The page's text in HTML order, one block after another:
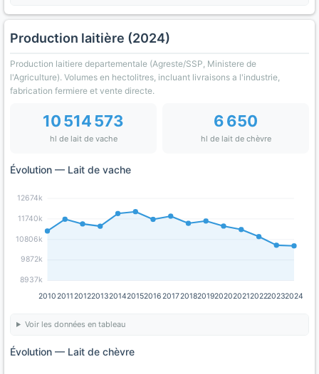
Production laitière (2024)
Production laitiere departementale (Agreste/SSP, Ministere de
l'Agriculture). Volumes en hectolitres, incluant livraisons a l'industrie,
fabrication fermiere et vente directe.
10 514 573
hl de lait de vache
6 650
hl de lait de chèvre
Évolution — Lait de vache
8937k
9872k
10806k
11740k
12674k
201020112012201320142015201620172018201920202021202220232024
Voir les données en tableau
Évolution — Lait de chèvre